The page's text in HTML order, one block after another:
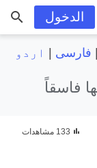
الدخول
فارسی اردو
فاسقاً
133 مشاهدات